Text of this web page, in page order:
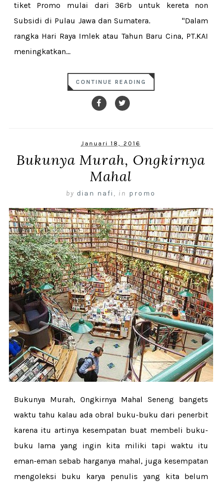
tiket Promo mulai dari 36rb untuk kereta non
Subsidi di Pulau Jawa dan Sumatera. "Dalam
rangka Hari Raya Imlek atau Tahun Baru Cina, PT.KAI
meningkatkan...
CONTINUE READING
Januari 18, 2016
Bukunya Murah, Ongkirnya
Mahal
by dian nafi , in promo
Bukunya Murah, Ongkirnya Mahal Seneng bangets
waktu tahu kalau ada obral buku-buku dari penerbit
karena itu artinya kesempatan buat membeli buku-
buku lama yang ingin kita miliki tapi waktu itu
eman-eman sebab harganya mahal, juga kesempatan
mengoleksi buku karya penulis yang kita belum